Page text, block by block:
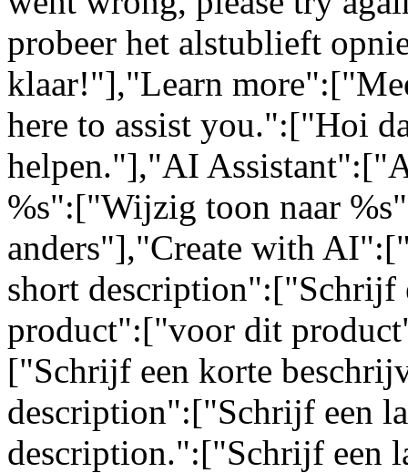
probeer het alstublieft
klaar!"],"Learn
here to assist you.":["Hoi
helpen."],"AI
%s":["Wijzig toon naar
anders"],"Create with
short
product":["voor dit
["Schrijf een korte
description":["Schrijf een
description.":["Schrijf een